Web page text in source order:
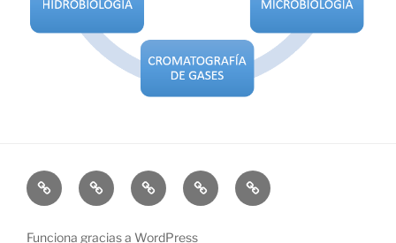
Funciona gracias a WordPress